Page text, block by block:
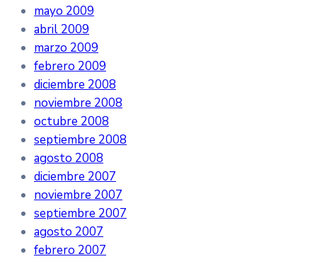
mayo 2009
abril 2009
marzo 2009
febrero 2009
diciembre 2008
noviembre 2008
octubre 2008
septiembre 2008
agosto 2008
diciembre 2007
noviembre 2007
septiembre 2007
agosto 2007
febrero 2007